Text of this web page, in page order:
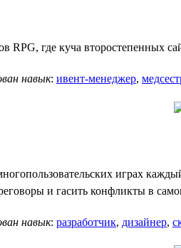
RPG, где куча второстепенных
навык: ивент-менеджер,
играх
и гасить конфликты в
навык: разработчик, дизайнер,